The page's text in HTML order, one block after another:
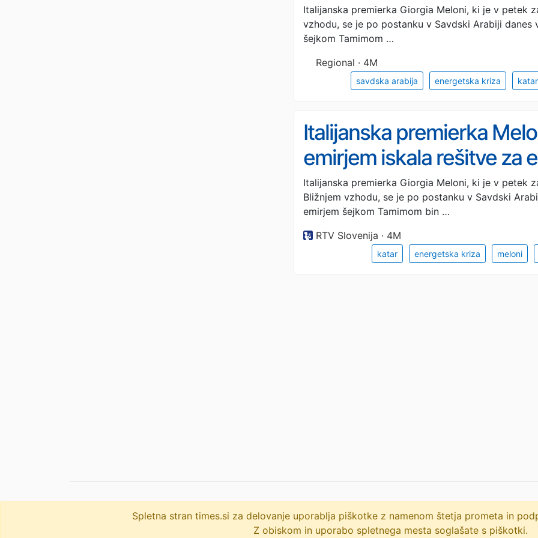
Italijanska premierka Giorgia Meloni, ki je v petek
vzhodu, se je po postanku v Savdski Arabiji danes
šejkom Tamimom …
Regional · 4M
savdska arabija energetska kriza katar
Italijanska premierka
emirjem iskala rešitve za
Italijanska premierka Giorgia Meloni, ki je v petek
Bližnjem vzhodu, se je po postanku v Savdski
emirjem šejkom Tamimom bin …
RTV Slovenija · 4M
katar energetska kriza meloni
Spletna stran times.si za delovanje uporablja piškotke z namenom štetja prometa in
Z obiskom in uporabo spletnega mesta soglašate s piškotki.
© 2009-2026 times.si